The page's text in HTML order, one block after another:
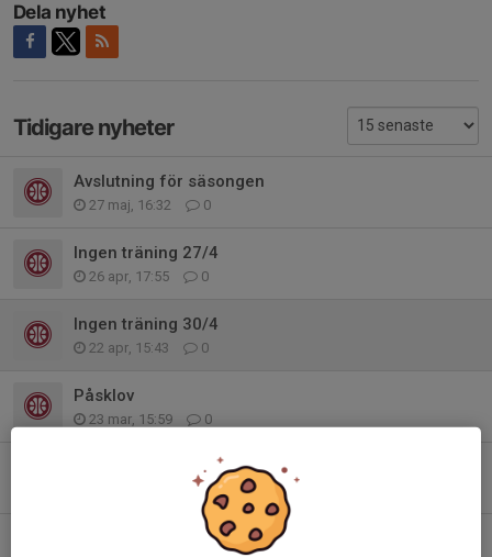
Dela nyhet
Tidigare nyheter
Avslutning för säsongen
27 maj, 16:32 0
Ingen träning 27/4
26 apr, 17:55 0
Ingen träning 30/4
22 apr, 15:43 0
Påsklov
23 mar, 15:59 0
Välkommen till open court för tjejer i lågstadiet
0
Ingen träning 31/3 pga åtgärder golv